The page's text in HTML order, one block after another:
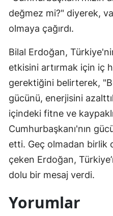
değmez mi?" diyerek,
olmaya çağırdı.
Bilal Erdoğan,
etkisini artırmak için iç
gerektiğini belirterek,
gücünü, enerjisini
içindeki fitne ve
Cumhurbaşkanı'nın
etti. Geç olmadan birlik
çeken Erdoğan,
dolu bir mesaj verdi.
Yorumlar